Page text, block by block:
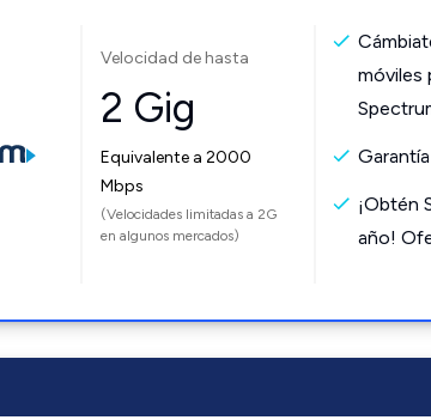
Velocidad de hasta
2 Gig
Equivalente a 2000
Mbps
(Velocidades limitadas a 2G
en algunos mercados)
móviles
¡Obtén
año!